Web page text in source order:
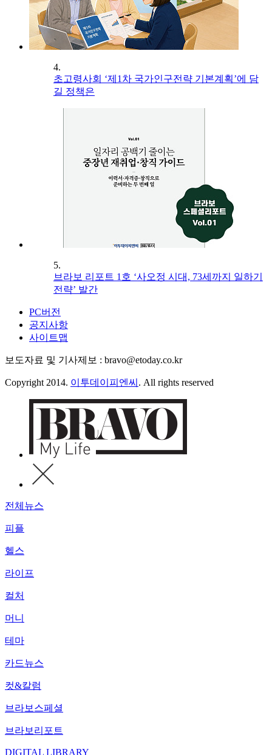
4.
초고령사회 ‘제1차 국가인구전략 기본계획’에 담
길 정책은
5.
브라보 리포트 1호 ‘사오정 시대, 73세까지 일하기
전략’ 발간
PC버전
공지사항
사이트맵
보도자료 및 기사제보 : bravo@etoday.co.kr
Copyright 2014. 이투데이피엔씨 . All rights reserved
전체뉴스
피플
헬스
라이프
컬처
머니
테마
카드뉴스
컷&칼럼
브라보스페셜
브라보리포트
DIGITAL LIBRARY